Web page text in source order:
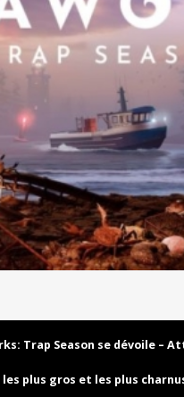
Trap Season se dévoile –
les plus gros et les plus